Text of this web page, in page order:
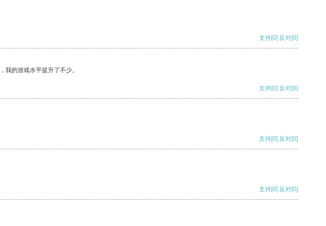
支持[0] 反对[0]
的游戏水平提升了不少。
支持[0] 反对[0]
支持[0] 反对[0]
支持[0] 反对[0]